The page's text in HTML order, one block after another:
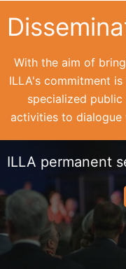
With the aim of
ILLA's commitment
specialized
activities to dialogue
ILLA permanent